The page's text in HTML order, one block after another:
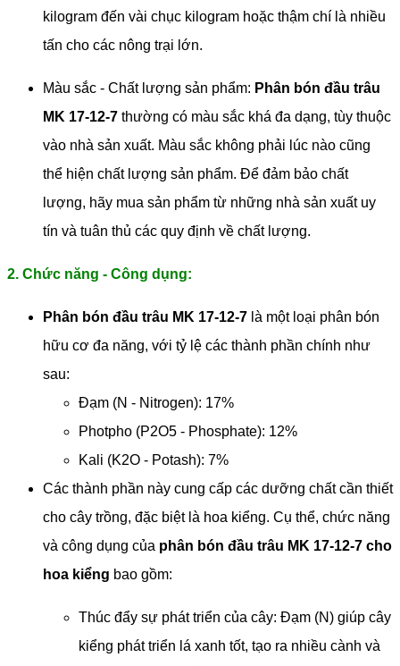
kilogram đến vài chục kilogram hoặc thậm chí là nhiều
tấn cho các nông trại lớn.
Màu sắc - Chất lượng sản phẩm: Phân bón đầu trâu
MK 17-12-7 thường có màu sắc khá đa dạng, tùy thuộc
vào nhà sản xuất. Màu sắc không phải lúc nào cũng
thể hiện chất lượng sản phẩm. Để đảm bảo chất
lượng, hãy mua sản phẩm từ những nhà sản xuất uy
tín và tuân thủ các quy định về chất lượng.
2. Chức năng - Công dụng:
Phân bón đầu trâu MK 17-12-7 là một loại phân bón
hữu cơ đa năng, với tỷ lệ các thành phần chính như
sau:
Đạm (N - Nitrogen): 17%
Photpho (P2O5 - Phosphate): 12%
Kali (K2O - Potash): 7%
Các thành phần này cung cấp các dưỡng chất cần thiết
cho cây trồng, đặc biệt là hoa kiểng. Cụ thể, chức năng
và công dụng của phân bón đầu trâu MK 17-12-7 cho
hoa kiểng bao gồm:
Thúc đẩy sự phát triển của cây: Đạm (N) giúp cây
kiểng phát triển lá xanh tốt, tạo ra nhiều cành và